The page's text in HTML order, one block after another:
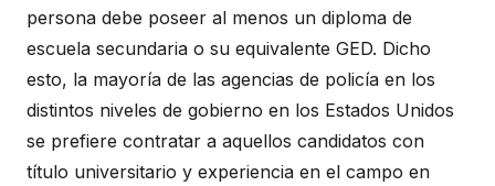
persona debe poseer al menos un diploma de
escuela secundaria o su equivalente GED. Dicho
esto, la mayoría de las agencias de policía en los
distintos niveles de gobierno en los Estados Unidos
se prefiere contratar a aquellos candidatos con
título universitario y experiencia en el campo en